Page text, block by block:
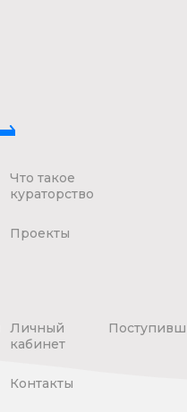
Что такое
кураторство
Проекты
Личный
кабинет
Контакты